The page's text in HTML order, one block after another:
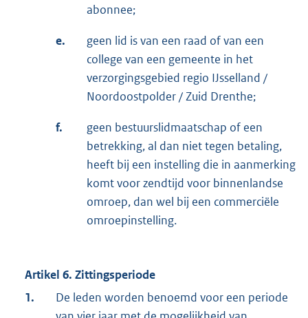
abonnee;
e.
geen lid is van een raad of van een
college van een gemeente in het
verzorgingsgebied regio IJsselland /
Noordoostpolder / Zuid Drenthe;
f.
geen bestuurslidmaatschap of een
betrekking, al dan niet tegen betaling,
heeft bij een instelling die in aanmerking
komt voor zendtijd voor binnenlandse
omroep, dan wel bij een commerciële
omroepinstelling.
Artikel 6. Zittingsperiode
1.
De leden worden benoemd voor een periode